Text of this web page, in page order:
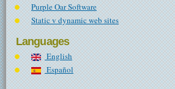
Purple Oar Software
Static v dynamic web sites
Languages
English
Español